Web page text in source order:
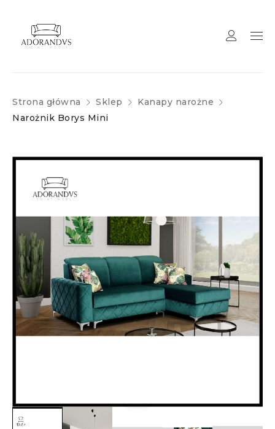
Strona główna Sklep
Kanapy narożne
Narożnik Borys Mini